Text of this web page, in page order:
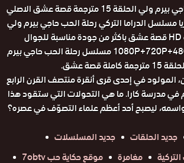
مسلسل رحلة الحب حاجي بيرم ولي الحلقة 15 مترجمة قصة عشق الاصلي
الدراما التركي رحلة الحب حاجي بيرم ولي
الحلقة 15 كاملة HD قصة عشق باكثر من جودة مناسبة للجوال
1080P+720P+480P+360P FULL HD مسلسل رحلة الحب حاجي بيرم
كاملة قصة عشق.
المولود في إحدى قرى أنقرة منتصف القرن الرابع
مدرسة كارا. ما هي التحولات التي ستقود هذا
واسمه، ليصبح أحد أعظم علماء التصوّف في عصره؟
جديد الحلقات
جديد المسلسلات
مغامرة موقع حكاية حب 7obtv